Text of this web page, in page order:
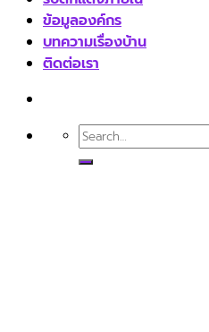
ข้อมูลองค์กร
บทความเรื่องบ้าน
ติดต่อเรา